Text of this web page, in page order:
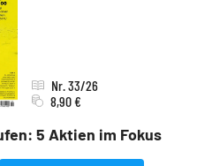
5 Aktien im Fokus
Nr. 33/26
8,90 €